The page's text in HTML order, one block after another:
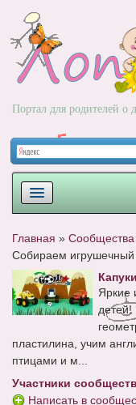
Портал для родителей о
РОДЫ
НОВОРОЖДЕННЫЙ
ВОПРОС-ОТВЕТ
ЧАТ
Главная » Сообщества
Собираем игрушечный
Яркие
пластилина, учим
птицами и м...
Участники
Написать в